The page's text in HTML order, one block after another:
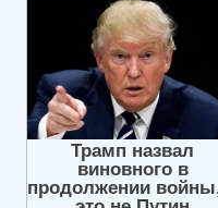
Не жертва 09
Не жертва 10
Не жертва 11
Не жертва 12
Не жертва 13